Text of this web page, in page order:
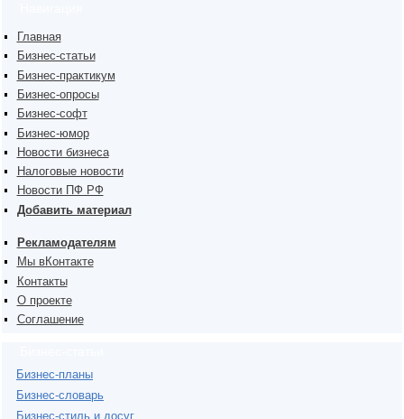
Главная
Бизнес-статьи
Бизнес-практикум
Бизнес-опросы
Бизнес-софт
Бизнес-юмор
Новости бизнеса
Налоговые новости
Новости ПФ РФ
Добавить материал
Рекламодателям
Мы вКонтакте
Контакты
О проекте
Соглашение
Бизнес-планы
Бизнес-словарь
Бизнес-стиль и досуг